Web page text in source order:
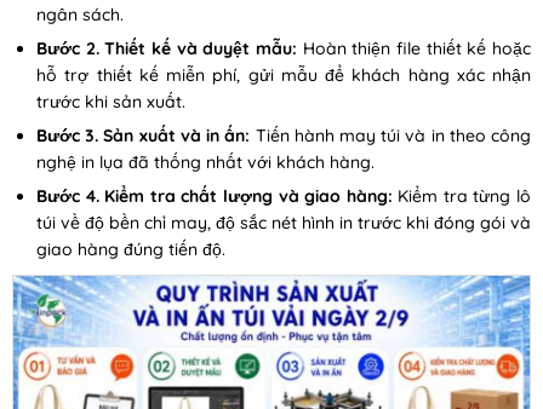
ngân sách.
Bước 2. Thiết kế và duyệt mẫu: Hoàn thiện file thiết kế hoặc
hỗ trợ thiết kế miễn phí, gửi mẫu để khách hàng xác nhận
trước khi sản xuất.
Bước 3. Sản xuất và in ấn: Tiến hành may túi và in theo công
nghệ in lụa đã thống nhất với khách hàng.
Bước 4. Kiểm tra chất lượng và giao hàng: Kiểm tra từng lô
túi về độ bền chỉ may, độ sắc nét hình in trước khi đóng gói và
giao hàng đúng tiến độ.